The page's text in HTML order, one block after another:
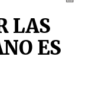
LAS
ES